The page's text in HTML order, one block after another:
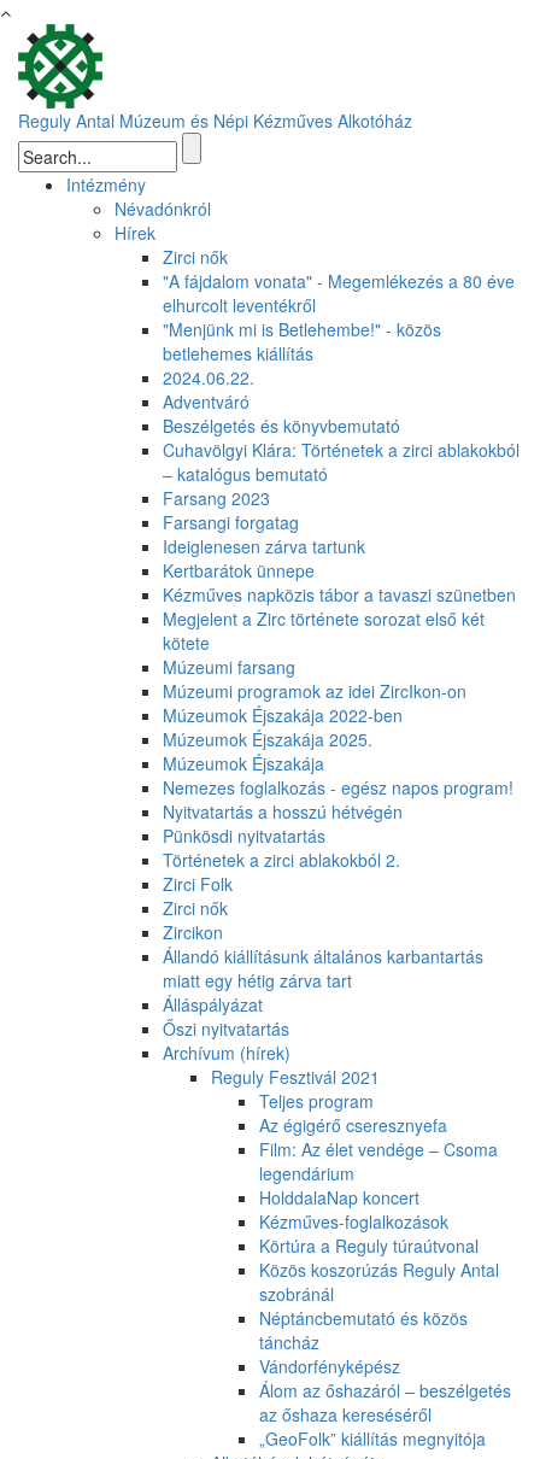
Ugrás a tartalomra
Reguly Antal Múzeum és Népi Kézműves Alkotóház
Keresés űrlap
Intézmény
Névadónkról
Hírek
Zirci nők
"A fájdalom vonata" - Megemlékezés a 80 éve
elhurcolt leventékről
"Menjünk mi is Betlehembe!" - közös
betlehemes kiállítás
2024.06.22.
Adventváró
Beszélgetés és könyvbemutató
Cuhavölgyi Klára: Történetek a zirci ablakokból
– katalógus bemutató
Farsang 2023
Farsangi forgatag
Ideiglenesen zárva tartunk
Kertbarátok ünnepe
Kézműves napközis tábor a tavaszi szünetben
Megjelent a Zirc története sorozat első két
kötete
Múzeumi farsang
Múzeumi programok az idei ZircIkon-on
Múzeumok Éjszakája 2022-ben
Múzeumok Éjszakája 2025.
Múzeumok Éjszakája
Nemezes foglalkozás - egész napos program!
Nyitvatartás a hosszú hétvégén
Pünkösdi nyitvatartás
Történetek a zirci ablakokból 2.
Zirci Folk
Zirci nők
Zircikon
Állandó kiállításunk általános karbantartás
miatt egy hétig zárva tart
Álláspályázat
Őszi nyitvatartás
Archívum (hírek)
Reguly Fesztivál 2021
Teljes program
Az égigérő cseresznyefa
Film: Az élet vendége – Csoma
legendárium
HolddalaNap koncert
Kézműves-foglalkozások
Körtúra a Reguly túraútvonal
Közös koszorúzás Reguly Antal
szobránál
Néptáncbemutató és közös
táncház
Vándorfényképész
Álom az őshazáról – beszélgetés
az őshaza kereséséről
„GeoFolk” kiállítás megnyitója